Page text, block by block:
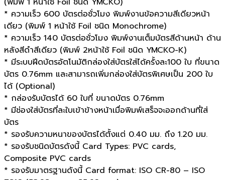
* ความเร็ว 600 บัตรต่อชั่วโมง พิมพ์งานข้อความสีเดียวหน้า
เดียว (พิมพ์ 1 หน้าใช้ Foil ชนิด Monochrome)
* ความเร็ว 140 บัตรต่อชั่วโมง พิมพ์งานเต็มบัตรสีด้านหน้า ด้าน
หลังสีดำสีเดียว (พิมพ์ 2หน้าใช้ Foil ชนิด YMCKO-K)
* มีระบบฝีดบัตรอัตโนมัติกล่องใส่บัตรใส่ได้ครั้งละ100 ใบ ที่ขนาด
บัตร 0.76mm และสามารถเพิ่มกล่องใส่บัตรพิเศษเป็น 200 ใบ
ได้ (Optional)
* กล่องรับบัตรได้ 60 ใบที่ ขนาดบัตร 0.76mm
* มีช่องใส่บัตรที่ละใบเข้าข้างหน้าเมื่อพิมพ์เสร็จจะออกด้านที่ใส่
บัตร
* รองรับความหนาของบัตรได้ตั้งแต่ 0.40 มม. ถึง 1.20 มม.
* รองรับชนิดบัตรดังนี้ Card Types: PVC cards,
Composite PVC cards
* รองรับมาตรฐานดังนี้ Card format: ISO CR-80 – ISO